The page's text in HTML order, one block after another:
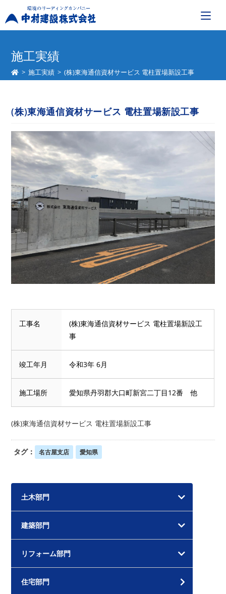
施工実績
> 施工実績 > (株)東海通信資材サービス 電柱置場新設工事
(株)東海通信資材サービス 電柱置場新設工事
工事名
(株)東海通信資材サービス 電柱置場新設工
事
竣工年月 令和3年 6月
施工場所 愛知県丹羽郡大口町新宮二丁目12番 他
(株)東海通信資材サービス 電柱置場新設工事
タグ： 名古屋支店 愛知県
土木部門
建築部門
リフォーム部門
住宅部門